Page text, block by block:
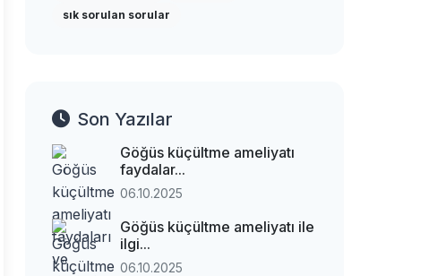
sık sorulan sorular
Son Yazılar
Göğüs küçültme ameliyatı
faydalar...
06.10.2025
Göğüs küçültme ameliyatı ile
ilgi...
06.10.2025